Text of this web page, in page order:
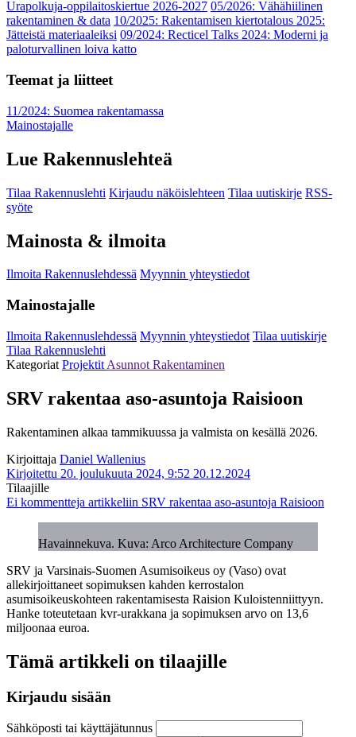
Urapolkuja-oppilaitoskiertue 2026-2027 05/2026: Vähähiilinen
rakentaminen & data 10/2025: Rakentamisen kiertotalous 2025:
Jätteistä materiaaleiksi 09/2024: Recticel Talks 2024: Moderni ja
paloturvallinen loiva katto
Teemat ja liitteet
11/2024: Suomea rakentamassa
Mainostajalle
Lue Rakennuslehteä
Tilaa Rakennuslehti Kirjaudu näköislehteen Tilaa uutiskirje RSS-
syöte
Mainosta & ilmoita
Ilmoita Rakennuslehdessä Myynnin yhteystiedot
Mainostajalle
Ilmoita Rakennuslehdessä Myynnin yhteystiedot Tilaa uutiskirje
Tilaa Rakennuslehti
Kategoriat Projektit Asunnot Rakentaminen
SRV rakentaa aso-asuntoja Raisioon
Rakentaminen alkaa tammikuussa ja valmista on kesällä 2026.
Kirjoittaja Daniel Wallenius
Kirjoitettu 20. joulukuuta 2024, 9:52 20.12.2024
Tilaajille
Ei kommentteja artikkeliin SRV rakentaa aso-asuntoja Raisioon
Havainnekuva. Kuva: Arco Architecture Company
SRV ja Varsinais-Suomen Asumisoikeus oy (Vaso) ovat
allekirjoittaneet sopimuksen kahden kerrostalon
asumisoikeuskohteen rakentamisesta Raision Kuloistenniittyyn.
Hanke toteutetaan kvr-urakkana ja sopimuksen arvo on 13,6
miljoonaa euroa.
Tämä artikkeli on tilaajille
Kirjaudu sisään
Sähköposti tai käyttäjätunnus